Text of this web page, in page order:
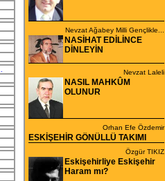
Nevzat Ağabey Milli Gençlikle...
NASİHAT EDİLİNCE
DİNLEYİN
Nevzat Laleli
NASIL MAHKÛM
OLUNUR
Orhan Efe Özdemir
ESKİŞEHİR GÖNÜLLÜ TAKIMI
Özgür TIKIZ
Eskişehirliye Eskişehir
Haram mı?